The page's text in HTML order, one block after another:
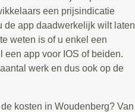
een prijsindicatie
de app daadwerkelijk wilt laten
weten is of u enkel een
app voor IOS of beiden.
werk en dus ook op de
kosten in Woudenberg? Van